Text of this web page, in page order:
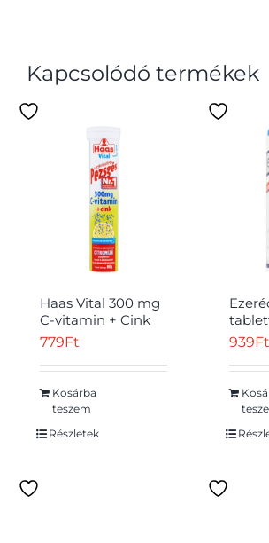
Kapcsolódó termékek
Haas Vital 300 mg
C-vitamin + Cink
citromízű étrend-
pezsgőtabletta 80
g
779Ft
Kosárba
teszem
Részletek
g
939Ft